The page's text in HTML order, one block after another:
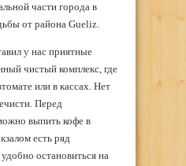
части города в
от района Gueliz.
у нас приятные
чистый комплекс, где
или в кассах. Нет
Перед
выпить кофе в
есть ряд
остановиться на